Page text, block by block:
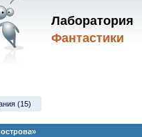
Лаборатория
Фантастики
(15)